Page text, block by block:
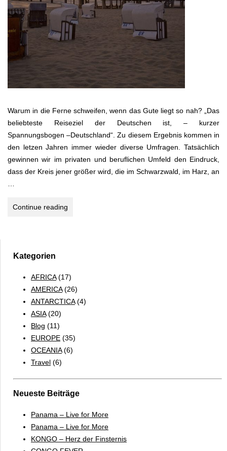
Warum in die Ferne schweifen, wenn das Gute liegt so nah? „Das
beliebteste Reiseziel der Deutschen ist, – kurzer
Spannungsbogen –Deutschland“. Zu diesem Ergebnis kommen in
den letzen Jahren immer wieder diverse Umfragen. Tatsächlich
gewinnen wir im privaten und beruflichen Umfeld den Eindruck,
dass der Kreis jener größer wird, die im Schwarzwald, im Harz, an
…
Continue reading
Kategorien
AFRICA(17)
AMERICA(26)
ANTARCTICA(4)
ASIA(20)
Blog (11)
EUROPE (35)
OCEANIA(6)
Travel (6)
Neueste Beiträge
Panama – Live for More
Panama – Live for More
KONGO – Herz der Finsternis